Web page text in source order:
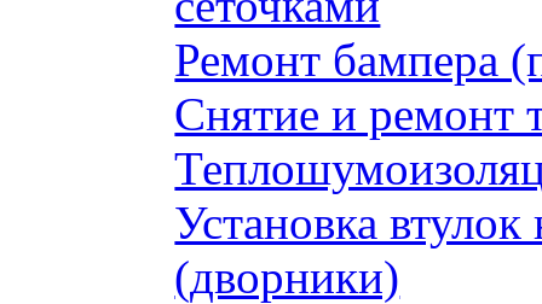
Ремонт бампера
Снятие и ремонт
Установка втулок
(дворники)